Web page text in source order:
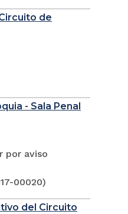
de
- Sala Penal
por aviso
00020)
del Circuito